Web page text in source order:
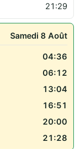
21:29
Samedi 8 Août
04:36
06:12
13:04
16:51
20:00
21:28